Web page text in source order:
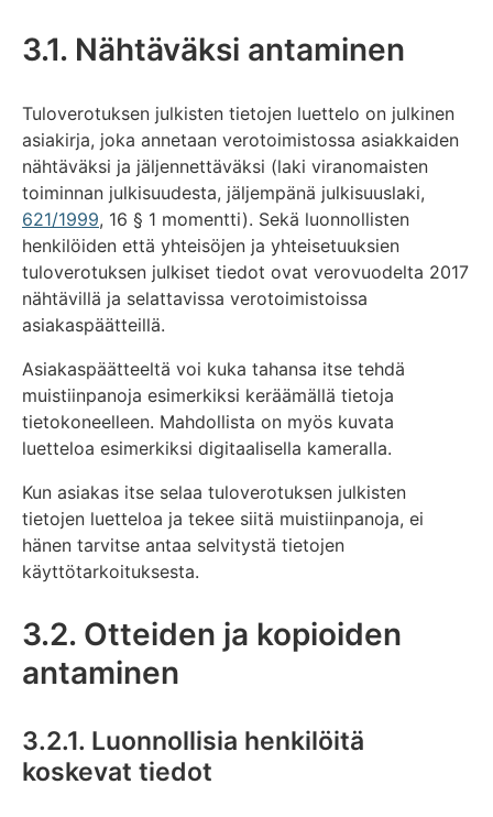
3.1. Nähtäväksi antaminen
Tuloverotuksen julkisten tietojen luettelo on julkinen
asiakirja, joka annetaan verotoimistossa asiakkaiden
nähtäväksi ja jäljennettäväksi (laki viranomaisten
toiminnan julkisuudesta, jäljempänä julkisuuslaki,
621/1999, 16 § 1 momentti). Sekä luonnollisten
henkilöiden että yhteisöjen ja yhteisetuuksien
tuloverotuksen julkiset tiedot ovat verovuodelta 2017
nähtävillä ja selattavissa verotoimistoissa
asiakaspäätteillä.
Asiakaspäätteeltä voi kuka tahansa itse tehdä
muistiinpanoja esimerkiksi keräämällä tietoja
tietokoneelleen. Mahdollista on myös kuvata
luetteloa esimerkiksi digitaalisella kameralla.
Kun asiakas itse selaa tuloverotuksen julkisten
tietojen luetteloa ja tekee siitä muistiinpanoja, ei
hänen tarvitse antaa selvitystä tietojen
käyttötarkoituksesta.
3.2. Otteiden ja kopioiden
antaminen
3.2.1. Luonnollisia henkilöitä
koskevat tiedot